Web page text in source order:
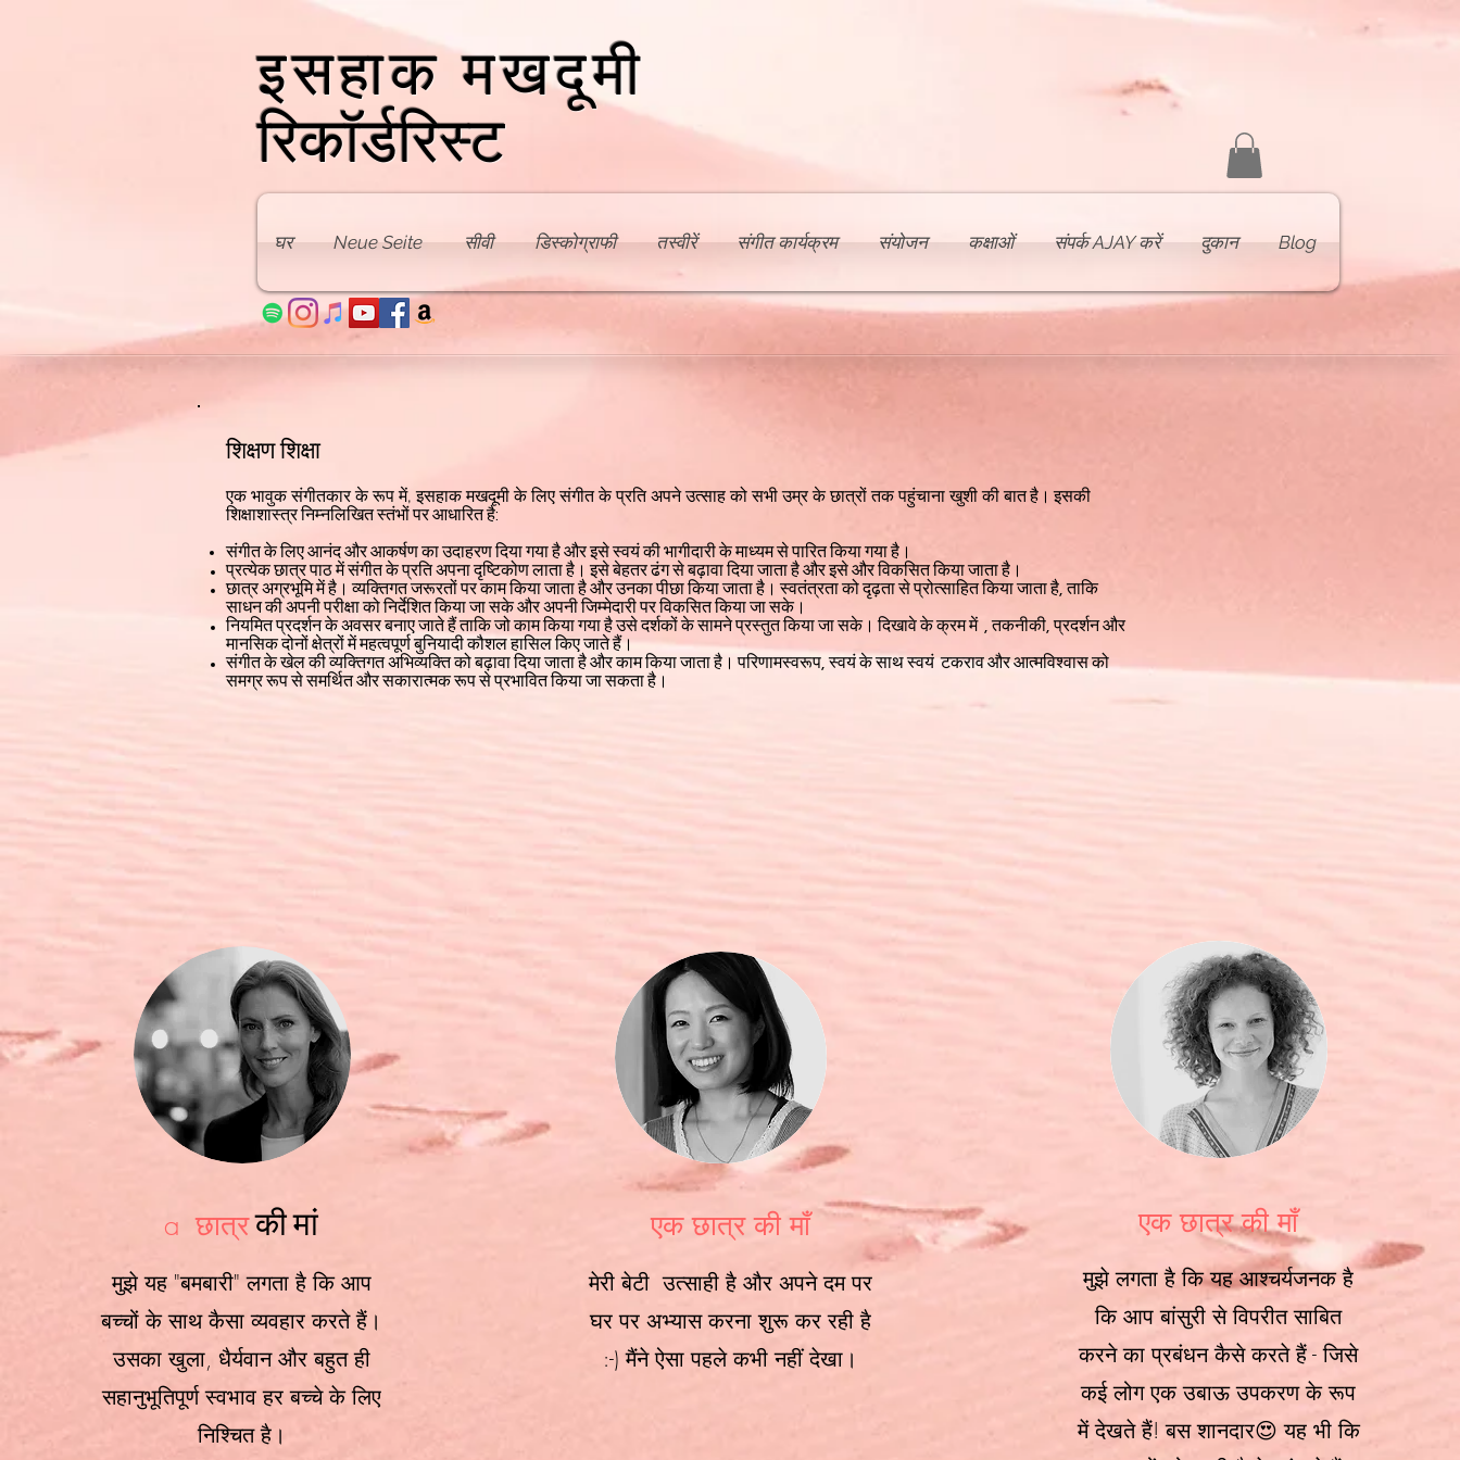
इसहाक मखदूमी
रिकॉर्डरिस्ट
घर Neue Seite सीवी डिस्कोग्राफी तस्वीरें संगीत कार्यक्रम संयोजन कक्षाओं संपर्क AJAY करें दुकान Blog
शिक्षण शिक्षा
एक भावुक संगीतकार के रूप में, इसहाक मखदूमी के लिए संगीत के प्रति अपने उत्साह को सभी उम्र के छात्रों तक पहुंचाना खुशी की बातहै। इसकी
शिक्षाशास्त्र निम्नलिखित स्तंभों पर आधारित है:
संगीत के लिए आनंद और आकर्षण का उदाहरण दिया गया है और इसे स्वयं की भागीदारी के माध्यम से पारित किया गया है।
प्रत्येक छात्र पाठ में संगीत के प्रति अपना दृष्टिकोण लाता है। इसे बेहतर ढंग से बढ़ावा दिया जाता है और इसे और विकसित किया जाता है।
छात्र अग्रभूमि में है। व्यक्तिगत जरूरतों पर काम किया जाता है और उनका पीछा किया जाता है। स्वतंत्रता को दृढ़ता से प्रोत्साहित किया जाता है, ताकि
साधन की अपनी परीक्षा को निर्देशित किया जा सके और अपनी जिम्मेदारी पर विकसित किया जा सके।
नियमित प्रदर्शन के अवसर बनाए जाते हैं ताकि जो काम किया गया है उसे दर्शकों के सामने प्रस्तुत किया जा सके। दिखावे के क्रम में
, तकनीकी, प्रदर्शन और
मानसिक दोनों क्षेत्रों में महत्वपूर्ण बुनियादी कौशल हासिल किए जाते हैं।
संगीत के खेल की व्यक्तिगत अभिव्यक्ति को बढ़ावा दिया जाता है और काम किया जाता है। परिणामस्वरूप, स्वयं के साथ स्वयं टकराव और आत्मविश्वास को
समग्र रूप से समर्थित और सकारात्मक रूप से प्रभावित किया जा सकता है।
a छात्रकी मां
मुझे यह "बमबारी" लगता है कि आप
बच्चों के साथ कैसा व्यवहार करते हैं।
उसका खुला, धैर्यवान और बहुत ही
सहानुभूतिपूर्ण स्वभाव हर बच्चे के लिए
निश्चित है।
एक छात्र की माँ
मेरी बेटी उत्साही है और अपने दम पर
घर पर अभ्यास करना शुरू कर रही है
:-) मैंने ऐसा पहले कभी नहीं देखा।
एक छात्र की माँ
मुझे लगता है कि यह आश्चर्यजनक है
कि आप बांसुरी से विपरीत साबित
करने का प्रबंधन कैसे करते हैं - जिसे
कई लोग एक उबाऊ उपकरण के रूप
में देखते हैं! बस शानदार😍 यह भी कि